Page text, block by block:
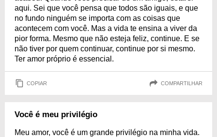
aqui. Sei que você pensa que todos são iguais, e que
no fundo ninguém se importa com as coisas que
acontecem com você. Mas a vida te ensina a viver da
pior forma. Mesmo que não esteja feliz, continue. E se
não tiver por quem continuar, continue por si mesmo.
Ter amor próprio é essencial.
COPIAR COMPARTILHAR
Você é meu privilégio
Meu amor, você é um grande privilégio na minha vida.